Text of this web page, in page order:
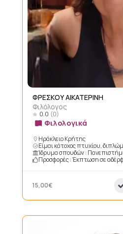
ΦΡΕΣΚΟΥ ΑΙΚΑΤΕΡΙΝΗ
Φιλόλογος
0.0 (0)
Φιλολογικά
Ηράκλειο Κρήτης
Είμαι κάτοχος πτυχίου,
Ίδρυμα σπουδών :
Προσφορές : Έκπτωση σε
15,00€